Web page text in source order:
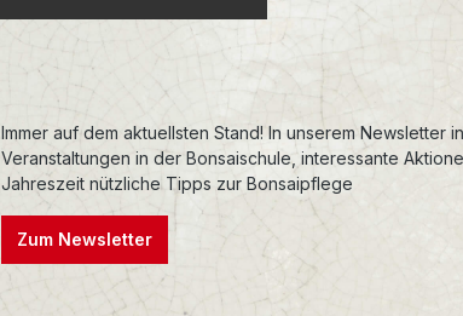
Immer auf dem aktuellsten Stand! In unserem Newsletter
Veranstaltungen in der Bonsaischule, interessante
Jahreszeit nützliche Tipps zur Bonsaipflege
Zum Newsletter